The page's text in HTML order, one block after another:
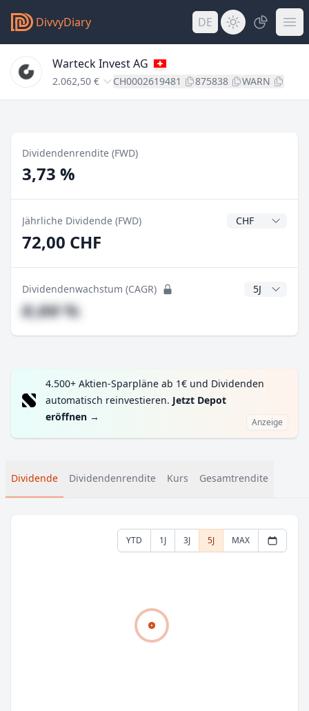
DivvyDiary DE
Warteck Invest AG
2.062,50 € CH0002619481 875838 WARN
Dividendenrendite (FWD)
3,73 %
Jährliche Dividende (FWD)
72,00 CHF
Dividendenwachstum (CAGR) CAGR Jahre
#,## %
4.500+ Aktien-Sparpläne ab 1€ und Dividenden
automatisch reinvestieren. Jetzt Depot
eröffnen → Anzeige
Dividende Dividendenrendite Kurs Gesamtrendite
YTD 1J 3J 5J MAX